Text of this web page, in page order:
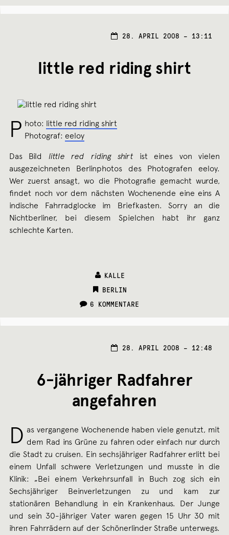
28. APRIL 2008 – 13:11
little red riding shirt
P hoto: little red riding shirt
Photograf: eeloy
Das Bild little red riding shirtist eines von vielen
ausgezeichneten Berlinphotos des Photografen eeloy.
Wer zuerst ansagt, wo die Photografie gemacht wurde,
findet noch vor dem nächsten Wochenende eine eins A
indische Fahrradglocke im Briefkasten. Sorry an die
Nichtberliner, bei diesem Spielchen habt ihr ganz
schlechte Karten.
KALLE
CATEGORIES:
BERLIN
6 KOMMENTARE
28. APRIL 2008 – 12:48
6-jähriger Radfahrer
angefahren
D as vergangene Wochenende haben viele genutzt, mit
dem Rad ins Grüne zu fahren oder einfach nur durch
die Stadt zu cruisen. Ein sechsjähriger Radfahrer erlitt bei
einem Unfall schwere Verletzungen und musste in die
Klinik: „Bei einem Verkehrsunfall in Buch zog sich ein
Sechsjähriger Beinverletzungen zu und kam zur
stationären Behandlung in ein Krankenhaus. Der Junge
und sein 30-jähriger Vater waren gegen 15 Uhr 30 mit
ihren Fahrrädern auf der Schönerlinder Straße unterwegs.